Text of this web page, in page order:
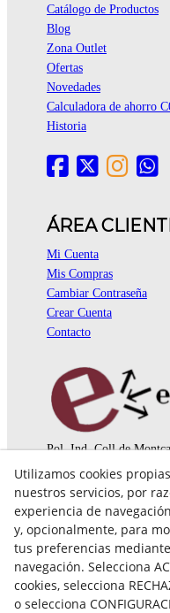
Catálogo de Productos
Blog
Zona Outlet
Ofertas
Novedades
Calculadora de ahorro
Historia
ÁREA
Mi Cuenta
Mis Compras
Cambiar Contraseña
Crear Cuenta
Contacto
Pol. Ind. Coll de
08110 Montcada i
935 829 999
Utilizamos cookies
nuestros servicios, por
experiencia de
y, opcionalmente, para
tus preferencias
navegación. Selecciona
cookies, selecciona
o selecciona